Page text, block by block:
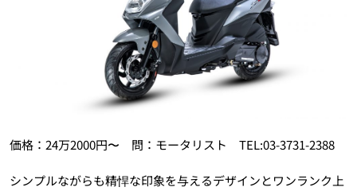
価格：24万2000円〜 問：モータリスト TEL:03-3731-2388
シンプルながらも精悍な印象を与えるデザインとワンランク上